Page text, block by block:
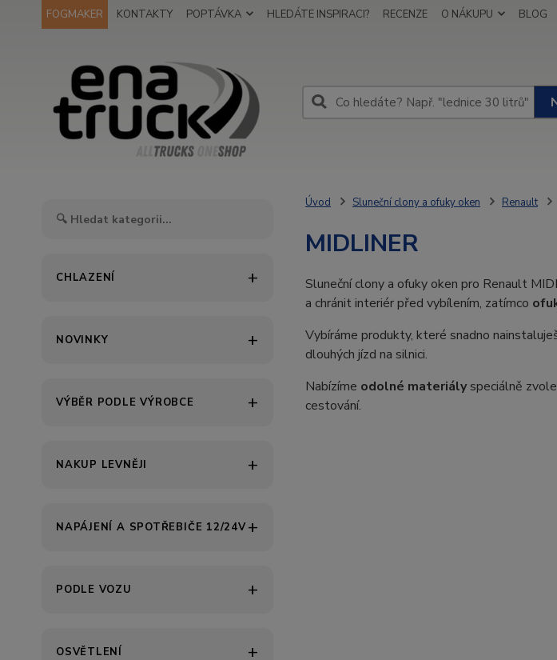
FOGMAKER KONTAKTY POPTÁVKA HLEDÁTE INSPIRACI? RECENZE O NÁKUPU BLOG
CHLAZENÍ
NOVINKY
VÝBĚR PODLE VÝROBCE
NAKUP LEVNĚJI
NAPÁJENÍ A SPOTŘEBIČE 12/24V
PODLE VOZU
OSVĚTLENÍ
Úvod Sluneční clony a ofuky oken Renault
MIDLINER
Sluneční clony a ofuky oken pro Renault
a chránit interiér před vybílením, zatímco
Vybíráme produkty, které snadno
dlouhých jízd na silnici.
Nabízíme odolné materiályspeciálně
cestování.